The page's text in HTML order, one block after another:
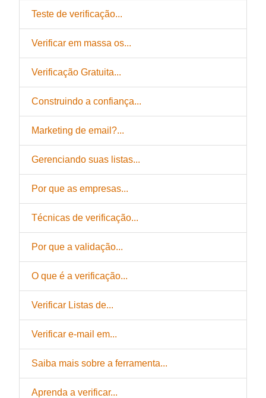
Teste de verificação...
Verificar em massa os...
Verificação Gratuita...
Construindo a confiança...
Marketing de email?...
Gerenciando suas listas...
Por que as empresas...
Técnicas de verificação...
Por que a validação...
O que é a verificação...
Verificar Listas de...
Verificar e-mail em...
Saiba mais sobre a ferramenta...
Aprenda a verificar...